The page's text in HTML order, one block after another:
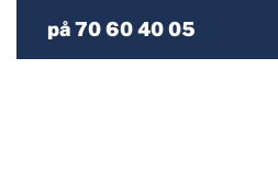
på 70 60 40 05